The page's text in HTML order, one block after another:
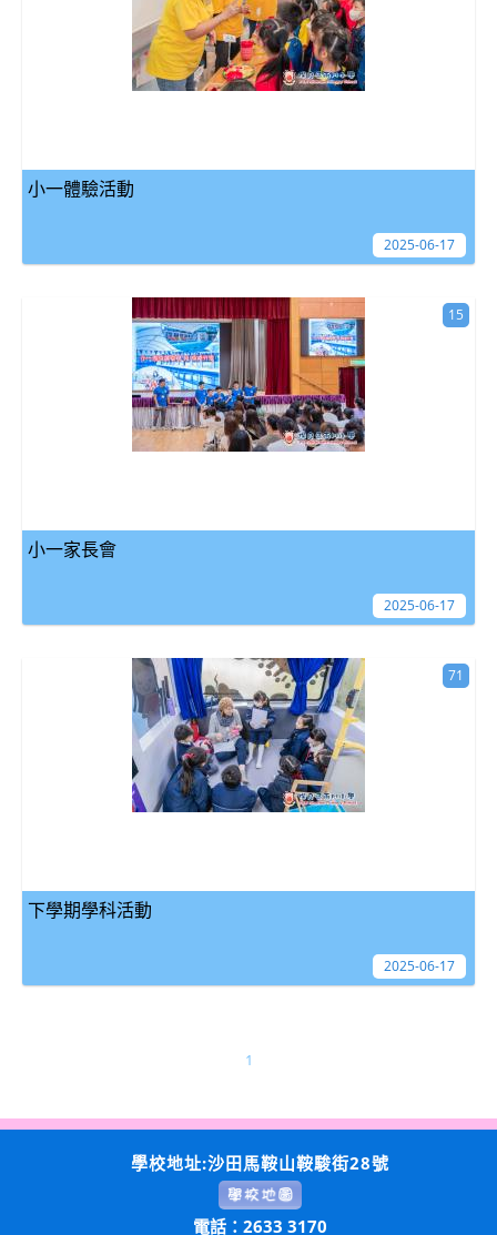
小一體驗活動
2025-06-17
小一家長會
15
2025-06-17
下學期學科活動
71
2025-06-17
1
學校地址:沙田馬鞍山鞍駿街28號
電話：2633 3170